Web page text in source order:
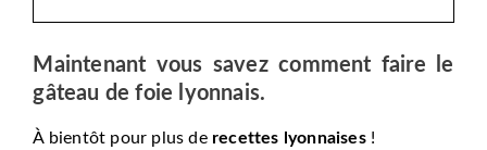
Maintenant vous savez comment faire le
gâteau de foie lyonnais.
À bientôt pour plus de recettes lyonnaises!